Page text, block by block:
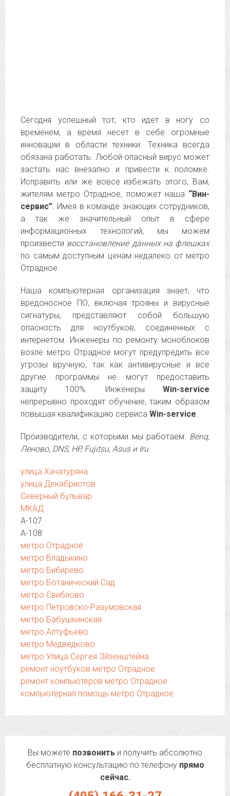
Сегодня успешный тот, кто идет в ногу со
временем, а время несет в себе огромные
инновации в области техники. Техника всегда
обязана работать. Любой опасный вирус может
застать нас внезапно и привести к поломке.
Исправить или же вовсе избежать этого, Вам,
жителям метро Отрадное, поможет наша “Вин-
сервис”. Имея в команде знающих сотрудников,
а так же значительный опыт в сфере
информационных технологий, мы можем
произвести восстановление данных на флешках
по самым доступным ценам недалеко от метро
Отрадное.
Наша компьютерная организация знает, что
вредоносное ПО, включая трояны и вирусные
сигнатуры, представляют собой большую
опасность для ноутбуков, соединенных с
интернетом. Инженеры по ремонту моноблоков
возле метро Отрадное могут предупредить все
угрозы вручную, так как антивирусные и все
другие программы не могут предоставить
защиту 100%. Инженеры Win-service
непрерывно проходят обучение, таким образом
повышая квалификацию сервиса Win-service.
Производители, с которыми мы работаем: Benq,
Леново, DNS, HP, Fujitsu, Asus и Iru.
улица Хачатуряна
улица Декабристов
Северный бульвар
МКАД
А-107
А-108
метро Отрадное
метро Владыкино
метро Бибирево
метро Ботанический Сад
метро Свиблово
метро Петровско-Разумовская
метро Бабушкинская
метро Алтуфьево
метро Медведково
метро Улица Сергея Эйзенштейна
ремонт ноутбуков метро Отрадное
ремонт компьютеров метро Отрадное
компьютерная помощь метро Отрадное
Вы можете позвонить и получить абсолютно
бесплатную консультацию по телефону прямо
сейчас.